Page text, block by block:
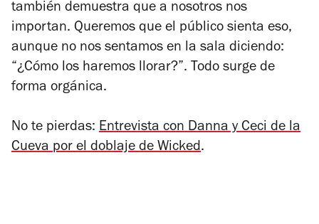
también demuestra que a nosotros nos
importan. Queremos que el público sienta eso,
aunque no nos sentamos en la sala diciendo:
“¿Cómo los haremos llorar?”. Todo surge de
forma orgánica.
No te pierdas: Entrevista con Danna y Ceci de la
Cueva por el doblaje de Wicked.